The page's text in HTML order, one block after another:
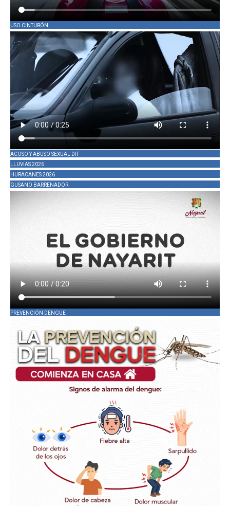
USO CINTURÓN
ACOSO Y ABUSO SEXUAL DIF
LLUVIAS 2026
HURACANES 2026
GUSANO BARRENADOR
PREVENCIÓN DENGUE